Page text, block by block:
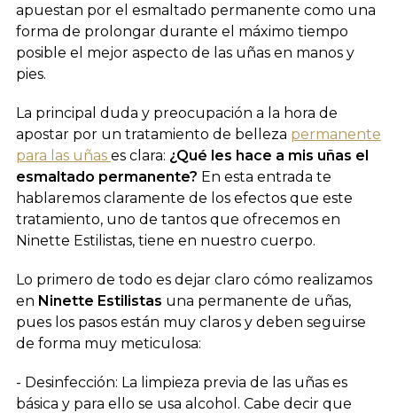
apuestan por el esmaltado permanente como una
forma de prolongar durante el máximo tiempo
posible el mejor aspecto de las uñas en manos y
pies.
La principal duda y preocupación a la hora de
apostar por un tratamiento de belleza permanente
para las uñas es clara: ¿Qué les hace a mis uñas el
esmaltado permanente? En esta entrada te
hablaremos claramente de los efectos que este
tratamiento, uno de tantos que ofrecemos en
Ninette Estilistas, tiene en nuestro cuerpo.
Lo primero de todo es dejar claro cómo realizamos
en Ninette Estilistas una permanente de uñas,
pues los pasos están muy claros y deben seguirse
de forma muy meticulosa:
- Desinfección: La limpieza previa de las uñas es
básica y para ello se usa alcohol. Cabe decir que